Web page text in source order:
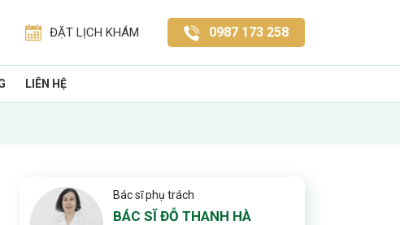
ĐẶT LỊCH KHÁM 0987 173 258
LIÊN HỆ
Bác sĩ phụ trách
BÁC SĨ ĐỖ THANH HÀ